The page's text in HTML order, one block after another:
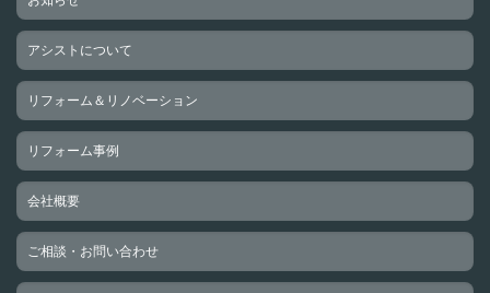
アシストについて
リフォーム＆リノベーション
リフォーム事例
会社概要
ご相談・お問い合わせ